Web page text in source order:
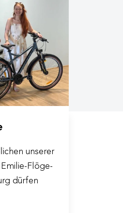
unserer
Flöge-
dürfen